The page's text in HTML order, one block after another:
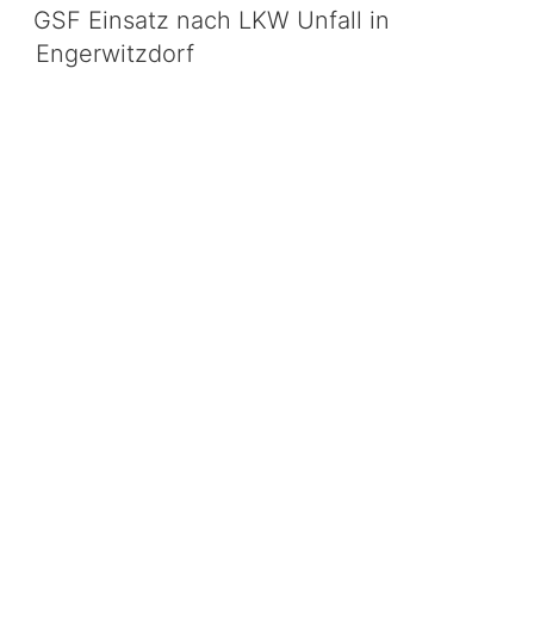
AM
GSF Einsatz nach LKW Unfall in
Engerwitzdorf